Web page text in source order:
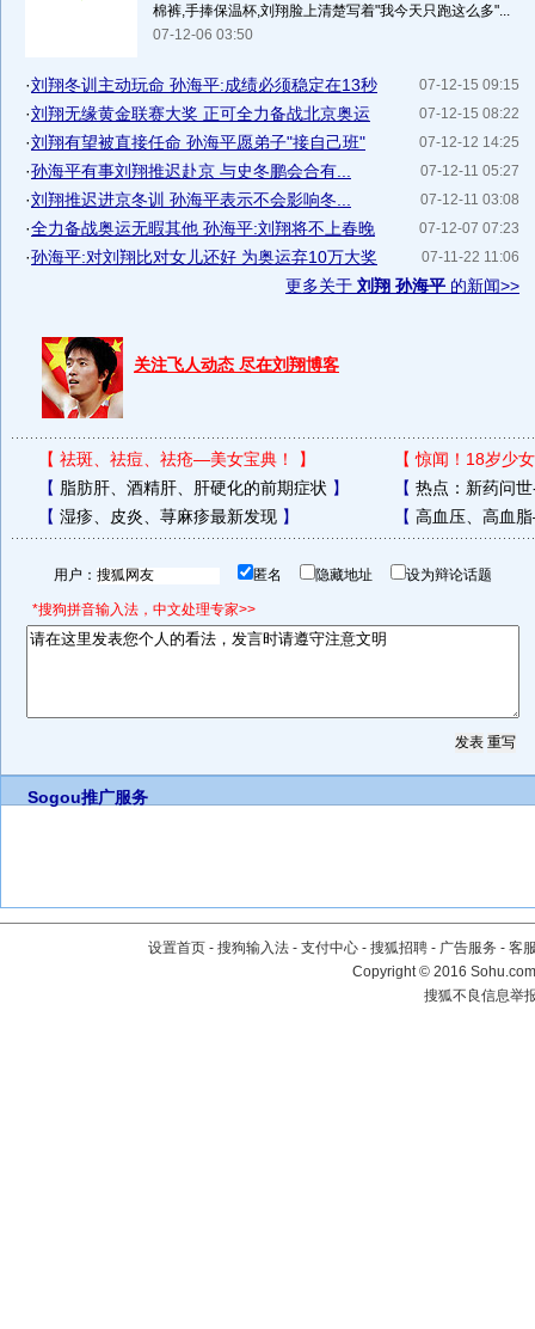
棉裤,手捧保温杯,刘翔脸上清楚写着"我今天只跑这么多"...
07-12-06 03:50
07-12-15 09:15
·刘翔冬训主动玩命 孙海平:成绩必须稳定在13秒
07-12-15 08:22
·刘翔无缘黄金联赛大奖 正可全力备战北京奥运
07-12-12 14:25
·刘翔有望被直接任命 孙海平愿弟子"接自己班"
07-12-11 05:27
·孙海平有事刘翔推迟赴京 与史冬鹏会合有...
07-12-11 03:08
·刘翔推迟进京冬训 孙海平表示不会影响冬...
07-12-07 07:23
·全力备战奥运无暇其他 孙海平:刘翔将不上春晚
07-11-22 11:06
·孙海平:对刘翔比对女儿还好 为奥运弃10万大奖
更多关于 刘翔 孙海平 的新闻>>
关注飞人动态 尽在刘翔博客
【 祛斑、祛痘、祛疮—美女宝典！ 】 【惊闻！18岁少
【 脂肪肝、酒精肝、肝硬化的前期症状 】 【 热点：新药问
【 湿疹、皮炎、荨麻疹最新发现】 【 高血压、高血
用户： 匿名 隐藏地址 设为辩论话题
*搜狗拼音输入法，中文处理专家>>
Sogou推广服务
设置首页 - 搜狗输入法 - 支付中心 - 搜狐招聘 - 广告服务 - 客
Copyright©2016
搜狐不良信息举